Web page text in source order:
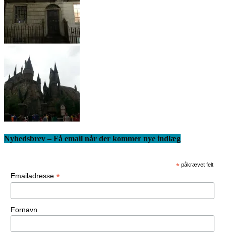
Nyhedsbrev – Få email når der kommer nye indlæg
* påkrævet felt
Emailadresse *
Fornavn